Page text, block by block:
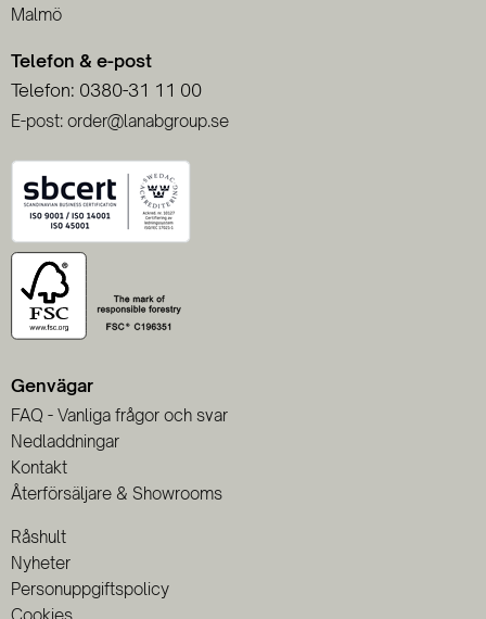
Malmö
Telefon & e-post
Telefon: 0380-31 11 00
E-post: order@lanabgroup.se
Genvägar
FAQ - Vanliga frågor och svar
Nedladdningar
Kontakt
Återförsäljare & Showrooms
Råshult
Nyheter
Personuppgiftspolicy